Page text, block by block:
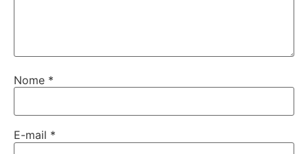
Nome *
E-mail *